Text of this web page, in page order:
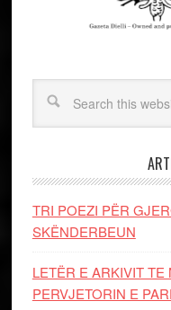
TRI POEZI PËR
SKËNDERBEUN
LETËR E ARKIVIT TE
PERVJETORIN E